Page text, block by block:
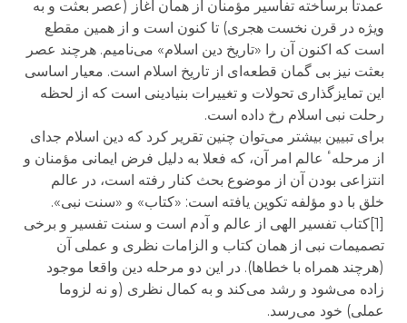
عمدتا برساخته تفاسیر مؤمنان از همان آغاز (عصر بعثت و به
ویژه در قرن نخست هجری) تا کنون است و از همین مقطع
است که اکنون آن را «تاریخ دین اسلام» می‌نامیم. هرچند عصر
بعثت نیز بی گمان قطعه‌ای از تاریخ اسلام است. معیار اساسی
این تمایزگذاری تحولات و تغییرات بنیادینی است که از لحظه
رحلت نبی اسلام رخ داده است.
برای تبیین بیشتر می‌توان چنین تقریر کرد که دین اسلام جدای
از مرحلهٴ عالم امر آن، که فعلا به دلیل فرض ایمانی مؤمنان و
انتزاعی بودن آن از موضوع بحث کنار رفته است، در عالم
خلق با دو مؤلفه تکوین یافته است: «کتاب» و «سنت نبی».
[1]کتاب تفسیر الهی از عالم و آدم است و سنت تفسیر و برخی
تصمیمات نبی از همان کتاب و الزامات نظری و عملی آن
(هرچند همراه با خطاها). در این دو مرحله دین واقعا موجود
زاده می‌شود و رشد می‌کند و به کمال نظری (و نه لزوما
عملی) خود می‌رسد.